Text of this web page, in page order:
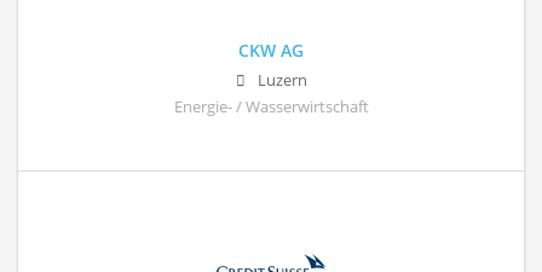
CKW AG
Luzern
Energie- / Wasserwirtschaft